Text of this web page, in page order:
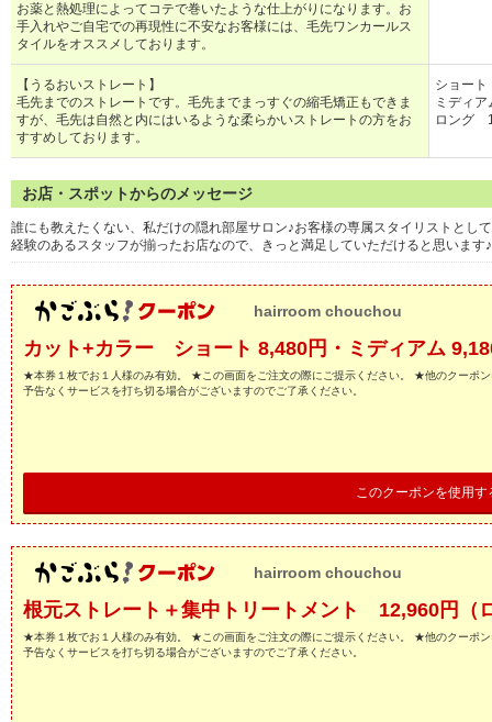
お薬と熱処理によってコテで巻いたような仕上がりになります。お
手入れやご自宅での再現性に不安なお客様には、毛先ワンカールス
タイルをオススメしております。
【うるおいストレート】
毛先までのストレートです。毛先までまっすぐの縮毛矯正もできま
すが、毛先は自然と内にはいるような柔らかいストレートの方をお
すすめしております。
ショー
ミディ
ロング
お店・スポットからのメッセージ
誰にも教えたくない、私だけの隠れ部屋サロン♪お客様の専属スタイリストとし
経験のあるスタッフが揃ったお店なので、きっと満足していただけると思います♪
hairroom chouchou
カット+カラー ショート 8,480円・ミディアム
★本券１枚でお１人様のみ有効。 ★この画面をご注文の際にご提示ください。 ★他のクーポ
予告なくサービスを打ち切る場合がございますのでご了承ください。
このクーポンを使用す
hairroom chouchou
根元ストレート＋集中トリートメント 12,960円（
★本券１枚でお１人様のみ有効。 ★この画面をご注文の際にご提示ください。 ★他のクーポ
予告なくサービスを打ち切る場合がございますのでご了承ください。